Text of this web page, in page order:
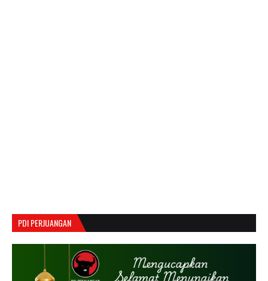
PDI PERJUANGAN